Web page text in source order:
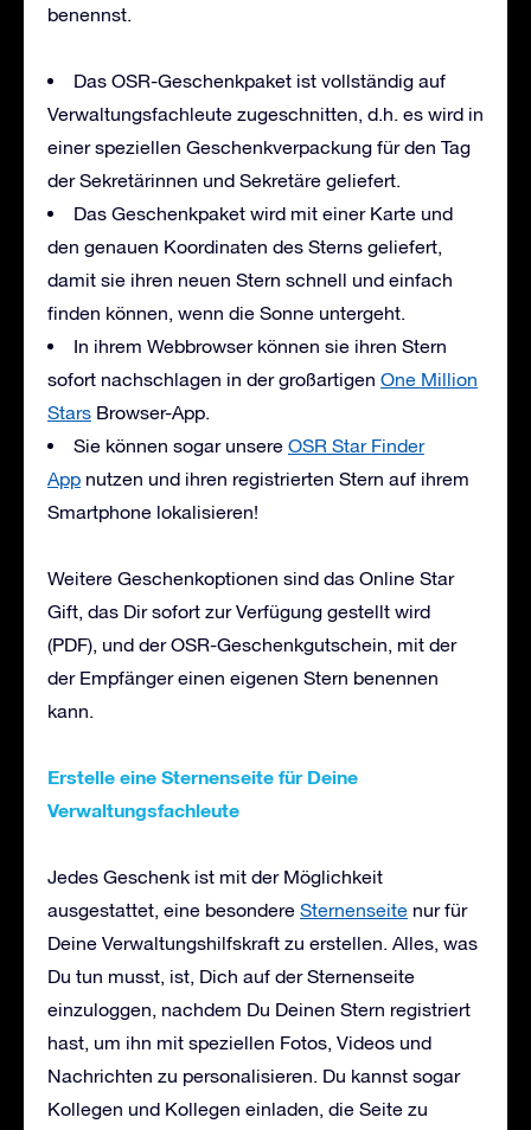
benennst.
Das OSR-Geschenkpaket ist vollständig auf
Verwaltungsfachleute zugeschnitten, d.h. es wird in
einer speziellen Geschenkverpackung für den Tag
der Sekretärinnen und Sekretäre geliefert.
Das Geschenkpaket wird mit einer Karte und
den genauen Koordinaten des Sterns geliefert,
damit sie ihren neuen Stern schnell und einfach
finden können, wenn die Sonne untergeht.
In ihrem Webbrowser können sie ihren Stern
sofort nachschlagen in der großartigen One Million
Stars Browser-App.
Sie können sogar unsere OSR Star Finder
App nutzen und ihren registrierten Stern auf ihrem
Smartphone lokalisieren!
Weitere Geschenkoptionen sind das Online Star
Gift, das Dir sofort zur Verfügung gestellt wird
(PDF), und der OSR-Geschenkgutschein, mit der
der Empfänger einen eigenen Stern benennen
kann.
Erstelle eine Sternenseite für Deine
Verwaltungsfachleute
Jedes Geschenk ist mit der Möglichkeit
ausgestattet, eine besondere Sternenseite nur für
Deine Verwaltungshilfskraft zu erstellen. Alles, was
Du tun musst, ist, Dich auf der Sternenseite
einzuloggen, nachdem Du Deinen Stern registriert
hast, um ihn mit speziellen Fotos, Videos und
Nachrichten zu personalisieren. Du kannst sogar
Kollegen und Kollegen einladen, die Seite zu